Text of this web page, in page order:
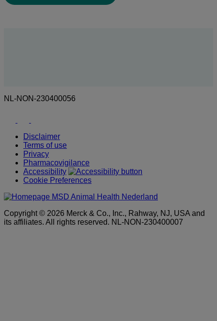
NL-NON-230400056
Disclaimer
Terms of use
Privacy
Pharmacovigilance
Accessibility
Cookie Preferences
Copyright © 2026 Merck & Co., Inc., Rahway, NJ, USA and
its affiliates. All rights reserved. NL-NON-230400007